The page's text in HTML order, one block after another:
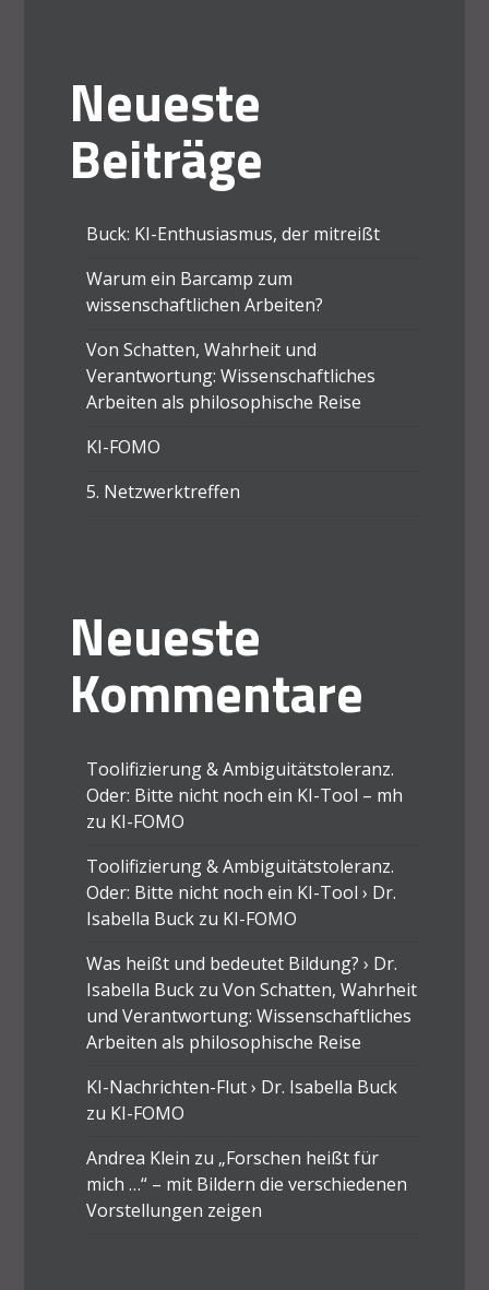
Neueste
Beiträge
Buck: KI-Enthusiasmus, der mitreißt
Warum ein Barcamp zum
wissenschaftlichen Arbeiten?
Von Schatten, Wahrheit und
Verantwortung: Wissenschaftliches
Arbeiten als philosophische Reise
KI-FOMO
5. Netzwerktreffen
Neueste
Kommentare
Toolifizierung & Ambiguitätstoleranz.
Oder: Bitte nicht noch ein KI-Tool – mh
zu KI-FOMO
Toolifizierung & Ambiguitätstoleranz.
Oder: Bitte nicht noch ein KI-Tool › Dr.
Isabella Buckzu KI-FOMO
Was heißt und bedeutet Bildung? › Dr.
Isabella Buckzu Von Schatten, Wahrheit
und Verantwortung: Wissenschaftliches
Arbeiten als philosophische Reise
KI-Nachrichten-Flut › Dr. Isabella Buck
zu KI-FOMO
Andrea Klein zu „Forschen heißt für
mich …“ – mit Bildern die verschiedenen
Vorstellungen zeigen